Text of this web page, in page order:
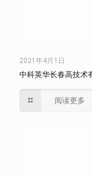
2021年4月1日
中科英华长春高技术
阅读更多